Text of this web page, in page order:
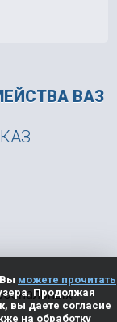
ВАЗ
можете прочитать
Продолжая
вы даете согласие
на обработку